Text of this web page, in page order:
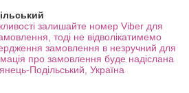
залишайте номер Viber для
тоді не відволікатимемо
замовлення в незручний для
про замовлення буде надіслана
Подільський, Україна